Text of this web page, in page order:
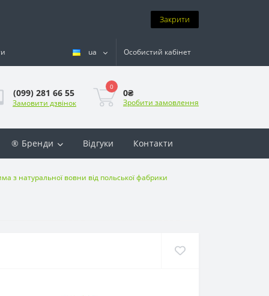
Закрити
ua Особистий кабінет
(099) 281 66 55
Замовити дзвінок
0
0₴
Зробити замовлення
® Бренди Відгуки Контакти
з натуральної вовни від польської фабрики